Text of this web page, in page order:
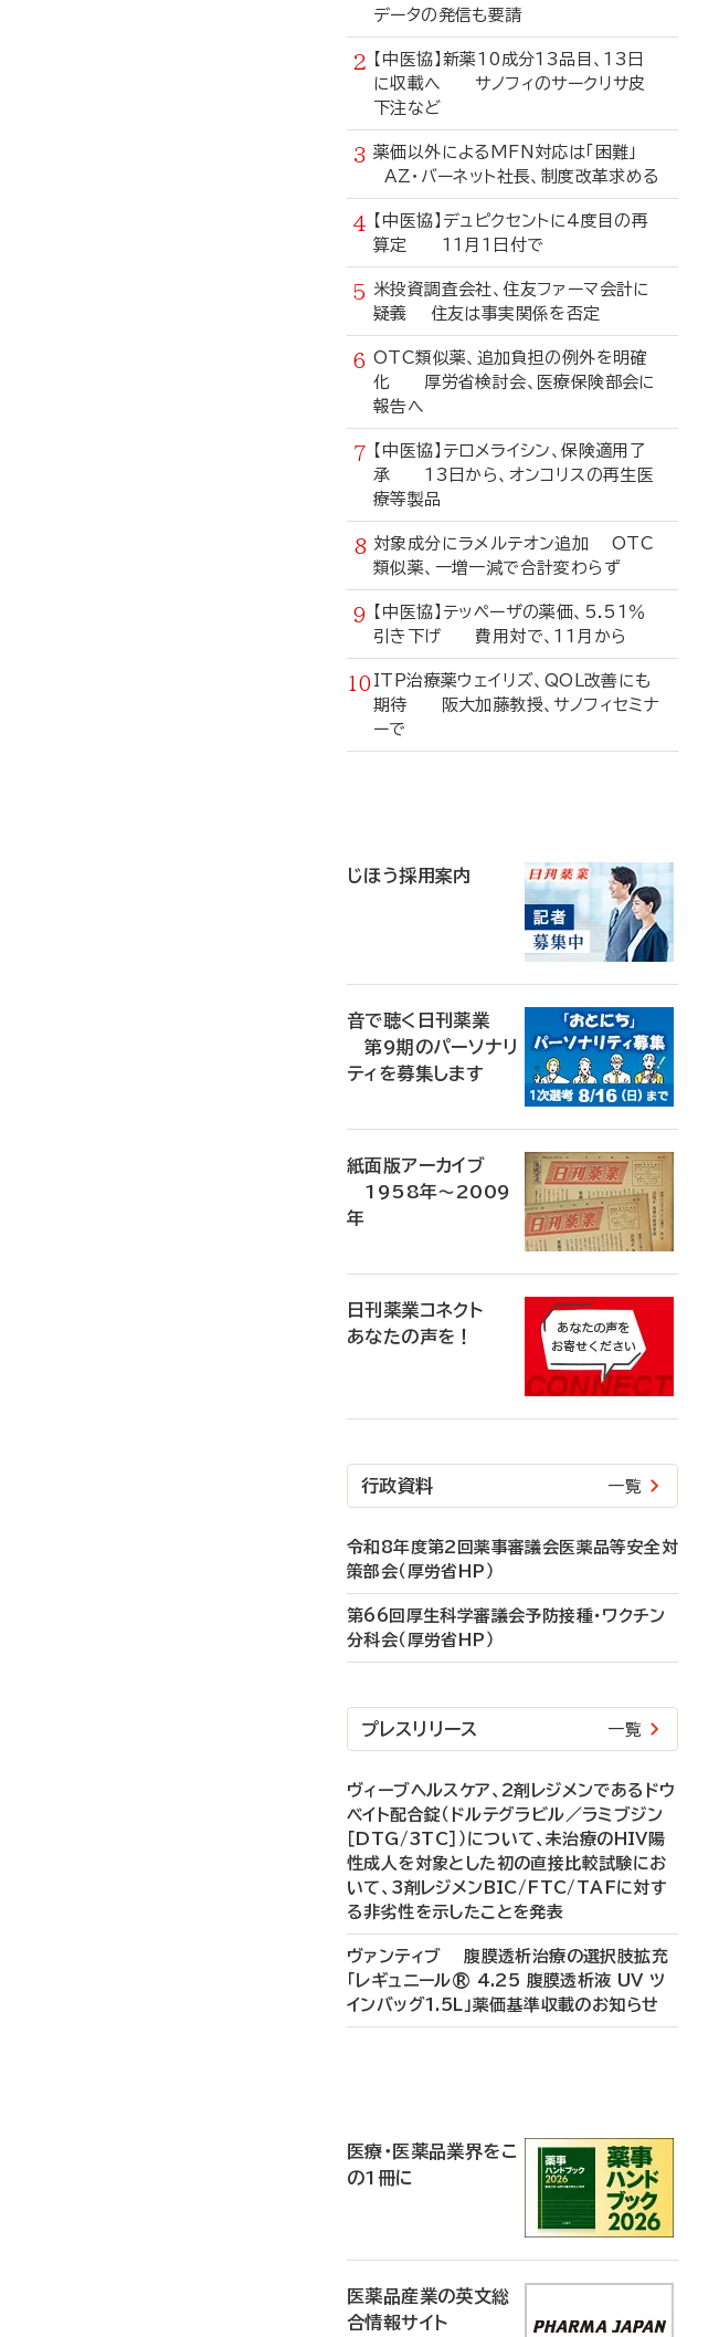
データの発信も要請
【中医協】新薬10成分13品目、13日
に収載へ サノフィのサークリサ皮
下注など
薬価以外によるMFN対応は「困難」
AZ・バーネット社長、制度改革求める
【中医協】デュピクセントに4度目の再
算定 11月1日付で
米投資調査会社、住友ファーマ会計に
疑義 住友は事実関係を否定
OTC類似薬、追加負担の例外を明確
化 厚労省検討会、医療保険部会に
報告へ
【中医協】テロメライシン、保険適用了
承 13日から、オンコリスの再生医
療等製品
対象成分にラメルテオン追加 OTC
類似薬、一増一減で合計変わらず
【中医協】テッペーザの薬価、5.51％
引き下げ 費用対で、11月から
ITP治療薬ウェイリズ、QOL改善にも
期待 阪大加藤教授、サノフィセミナ
ーで
じほう採用案内
音で聴く日刊薬業
第9期のパーソナリ
ティを募集します
紙面版アーカイブ
1958年～2009
年
日刊薬業コネクト
あなたの声を！
行政資料 一覧
令和8年度第2回薬事審議会医薬品等安全対
策部会（厚労省HP）
第66回厚生科学審議会予防接種・ワクチン
分科会（厚労省HP）
プレスリリース 一覧
ヴィーブヘルスケア、2剤レジメンであるドウ
ベイト配合錠（ドルテグラビル／ラミブジン
［DTG/3TC］）について、未治療のHIV陽
性成人を対象とした初の直接比較試験にお
いて、3剤レジメンBIC/FTC/TAFに対す
る非劣性を示したことを発表
ヴァンティブ 腹膜透析治療の選択肢拡充
「レギュニール® 4.25 腹膜透析液 UV ツ
インバッグ1.5L」薬価基準収載のお知らせ
医療・医薬品業界をこ
の1冊に
医薬品産業の英文総
合情報サイト